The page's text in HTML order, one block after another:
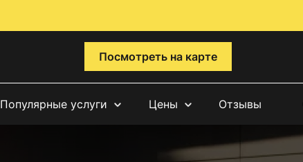
Посмотреть на карте
Популярные услуги Цены Отзывы